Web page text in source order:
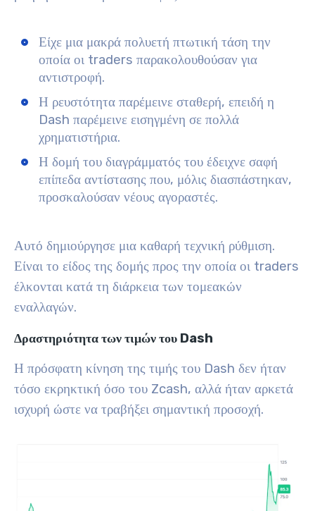
Είχε μια μακρά πολυετή πτωτική τάση την
οποία οι traders παρακολουθούσαν για
αντιστροφή.
Η ρευστότητα παρέμεινε σταθερή, επειδή η
Dash παρέμεινε εισηγμένη σε πολλά
χρηματιστήρια.
Η δομή του διαγράμματός του έδειχνε σαφή
επίπεδα αντίστασης που, μόλις διασπάστηκαν,
προσκαλούσαν νέους αγοραστές.
Αυτό δημιούργησε μια καθαρή τεχνική ρύθμιση.
Είναι το είδος της δομής προς την οποία οι traders
έλκονται κατά τη διάρκεια των τομεακών
εναλλαγών.
Δραστηριότητα των τιμών του Dash
Η πρόσφατη κίνηση της τιμής του Dash δεν ήταν
τόσο εκρηκτική όσο του Zcash, αλλά ήταν αρκετά
ισχυρή ώστε να τραβήξει σημαντική προσοχή.